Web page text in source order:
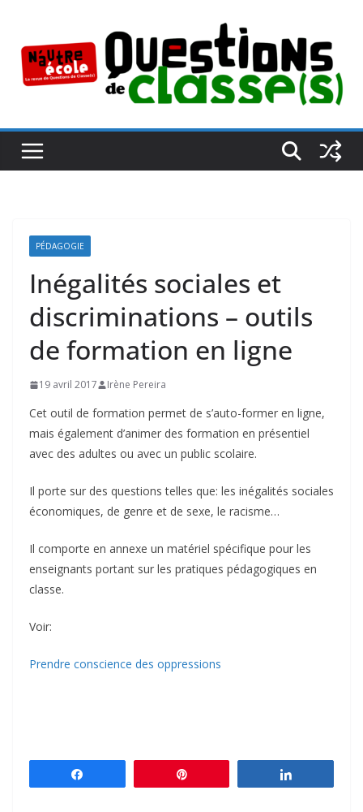
contenu
PÉDAGOGIE
Inégalités sociales et
discriminations – outils
de formation en ligne
19 avril 2017 Irène Pereira
Cet outil de formation permet de s’auto-former en ligne,
mais également d’animer des formation en présentiel
avec des adultes ou avec un public scolaire.
Il porte sur des questions telles que: les inégalités sociales
économiques, de genre et de sexe, le racisme…
Il comporte en annexe un matériel spécifique pour les
enseignants portant sur les pratiques pédagogiques en
classe.
Voir:
Prendre conscience des oppressions